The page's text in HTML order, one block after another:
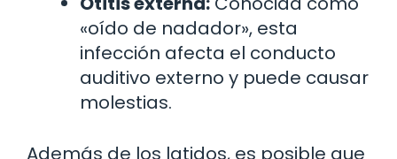
«oído de nadador», esta
infección afecta el conducto
auditivo externo y puede causar
molestias.
Además de los latidos, es posible que